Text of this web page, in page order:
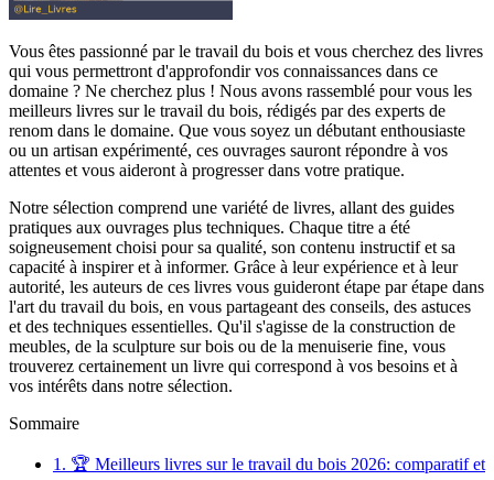
Vous êtes passionné par le travail du bois et vous cherchez des livres
qui vous permettront d'approfondir vos connaissances dans ce
domaine ? Ne cherchez plus ! Nous avons rassemblé pour vous les
meilleurs livres sur le travail du bois, rédigés par des experts de
renom dans le domaine. Que vous soyez un débutant enthousiaste
ou un artisan expérimenté, ces ouvrages sauront répondre à vos
attentes et vous aideront à progresser dans votre pratique.
Notre sélection comprend une variété de livres, allant des guides
pratiques aux ouvrages plus techniques. Chaque titre a été
soigneusement choisi pour sa qualité, son contenu instructif et sa
capacité à inspirer et à informer. Grâce à leur expérience et à leur
autorité, les auteurs de ces livres vous guideront étape par étape dans
l'art du travail du bois, en vous partageant des conseils, des astuces
et des techniques essentielles. Qu'il s'agisse de la construction de
meubles, de la sculpture sur bois ou de la menuiserie fine, vous
trouverez certainement un livre qui correspond à vos besoins et à
vos intérêts dans notre sélection.
Sommaire
1. 🏆 Meilleurs livres sur le travail du bois 2026: comparatif et